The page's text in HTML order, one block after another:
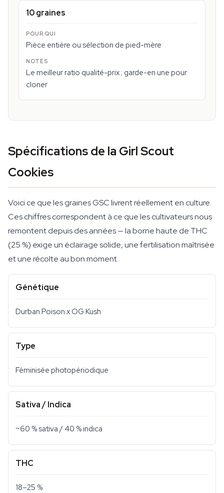
10 graines
Pièce entière ou sélection de pied-mère
Le meilleur ratio qualité-prix ; garde-en une pour
cloner
Spécifications de la Girl Scout
Cookies
Voici ce que les graines GSC livrent réellement en culture.
Ces chiffres correspondent à ce que les cultivateurs nous
remontent depuis des années — la borne haute de THC
(25 %) exige un éclairage solide, une fertilisation maîtrisée
et une récolte au bon moment.
Génétique
Durban Poison x OG Kush
Type
Féminisée photopériodique
Sativa / Indica
~60 % sativa / 40 % indica
THC
18–25 %